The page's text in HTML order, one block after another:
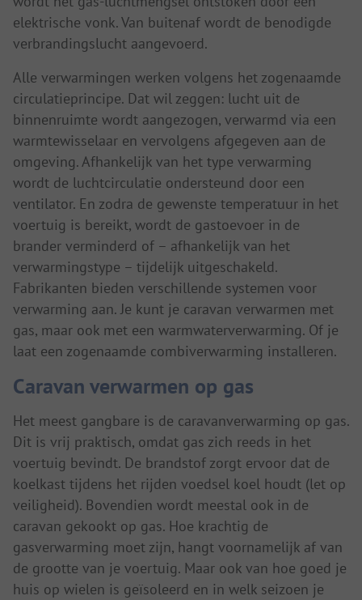
elektrische vonk. Van buitenaf wordt de benodigde
verbrandingslucht aangevoerd.
Alle verwarmingen werken volgens het zogenaamde
circulatieprincipe. Dat wil zeggen: lucht uit de
binnenruimte wordt aangezogen, verwarmd via een
warmtewisselaar en vervolgens afgegeven aan de
omgeving. Afhankelijk van het type verwarming
wordt de luchtcirculatie ondersteund door een
ventilator. En zodra de gewenste temperatuur in het
voertuig is bereikt, wordt de gastoevoer in de
brander verminderd of – afhankelijk van het
verwarmingstype – tijdelijk uitgeschakeld.
Fabrikanten bieden verschillende systemen voor
verwarming aan. Je kunt je caravan verwarmen met
gas, maar ook met een warmwaterverwarming. Of je
laat een zogenaamde combiverwarming installeren.
Caravan verwarmen op gas
Het meest gangbare is de caravanverwarming op gas.
Dit is vrij praktisch, omdat gas zich reeds in het
voertuig bevindt. De brandstof zorgt ervoor dat de
koelkast tijdens het rijden voedsel koel houdt (let op
veiligheid). Bovendien wordt meestal ook in de
caravan gekookt op gas. Hoe krachtig de
gasverwarming moet zijn, hangt voornamelijk af van
de grootte van je voertuig. Maar ook van hoe goed je
huis op wielen is geïsoleerd en in welk seizoen je